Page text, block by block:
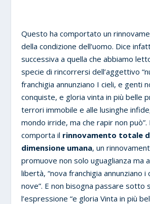
Questo ha comportato un
della condizione dell’uomo. Dice
successiva a quella che abbiamo
specie di rincorrersi dell’aggettivo
franchigia annunziano I cieli, e genti
conquiste, e gloria vinta in più belle
terrori immobile e alle lusinghe
mondo irride, ma che rapir non può”.
comporta il rinnovamento totale
dimensione umana, un
promuove non solo uguaglianza ma
libertà, “nova franchigia annunziano i
nove”. E non bisogna passare sotto
l’espressione “e gloria Vinta in più